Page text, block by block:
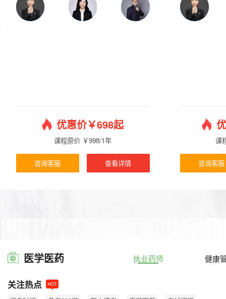
优惠价￥698起
课程原价 ￥998/1年
咨询客服 查看详情
课
咨询客服
医学医药 执业药师 健康
关注热点